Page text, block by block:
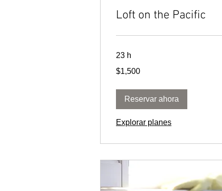
Loft on the Pacific
23 h
pesos
$1,500
Reservar ahora
Explorar planes